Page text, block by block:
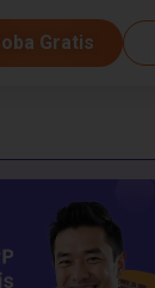
Gratis